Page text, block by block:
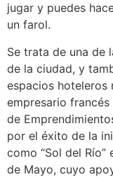
jugar y puedes
un farol.
Se trata de una de
de la ciudad, y
espacios hoteleros
empresario
de
por el éxito de la
como “Sol del
de Mayo, cuyo